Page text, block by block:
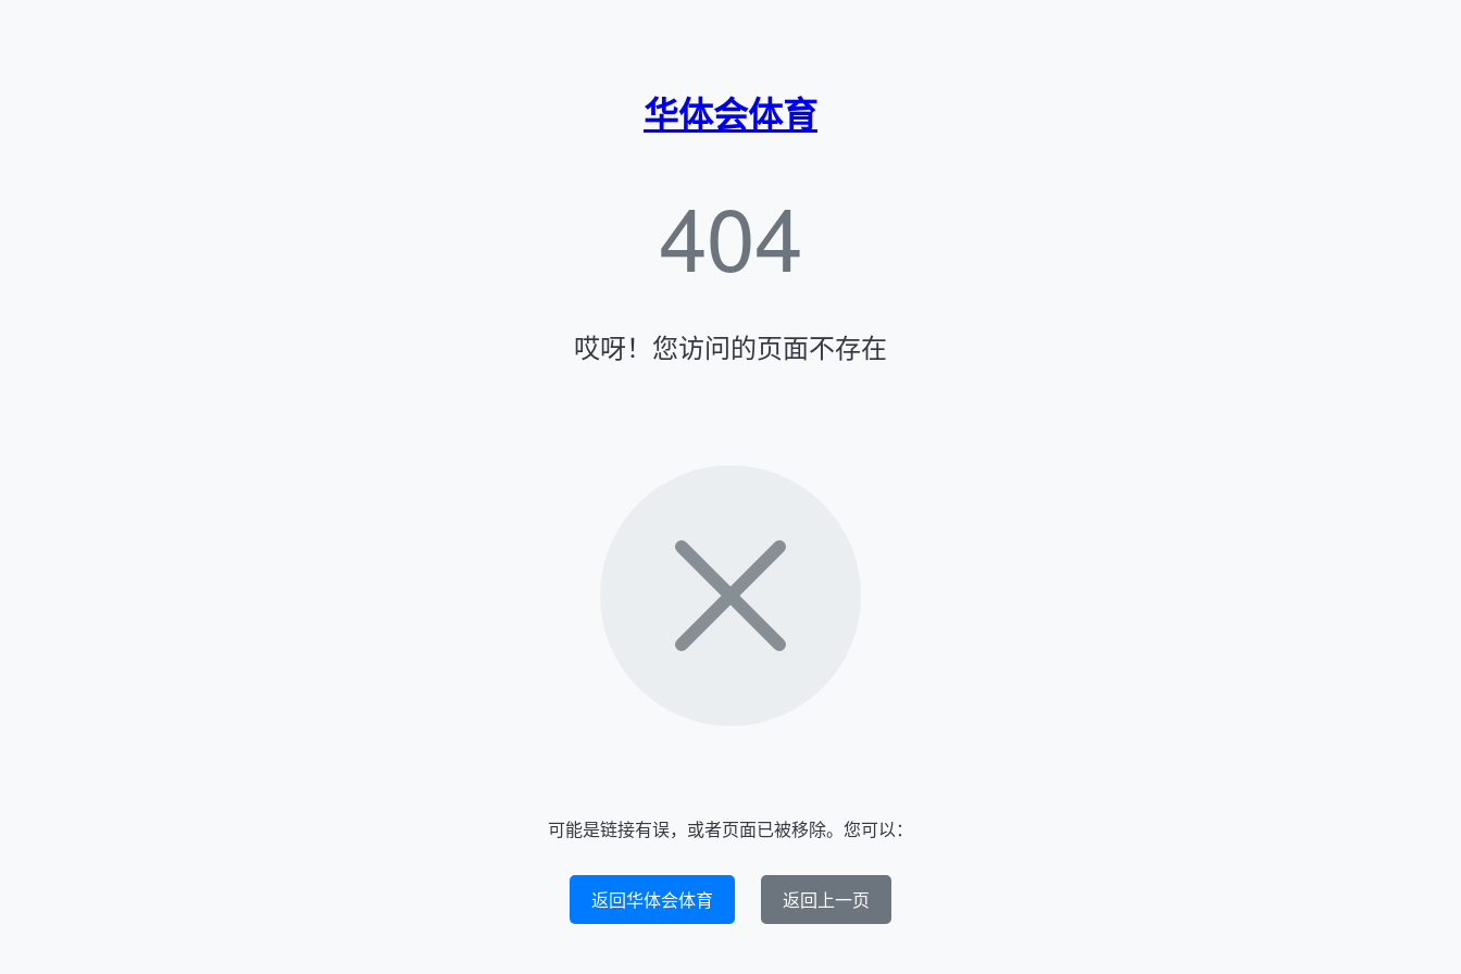
华体会体育
404
哎呀！您访问的页面不存在
可能是链接有误，或者页面已被移除。您可以：
返回华体会体育 返回上一页